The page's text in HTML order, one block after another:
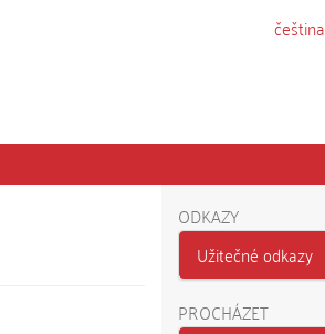
čeština
ODKAZY
Užitečné odkazy
PROCHÁZET